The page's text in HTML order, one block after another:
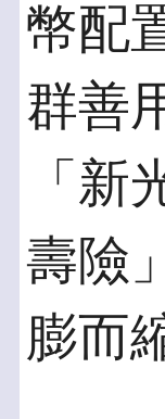
幣配
群善
「
壽險
膨而